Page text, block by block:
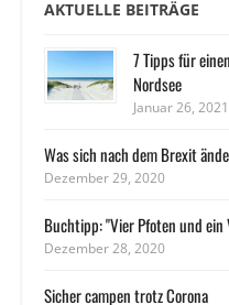
AKTUELLE BEITRÄGE
7 Tipps für
Nordsee
Januar 26, 2021
Was sich nach dem Brexit
Dezember 29, 2020
Buchtipp: "Vier Pfoten und ein
Dezember 28, 2020
Sicher campen trotz Corona